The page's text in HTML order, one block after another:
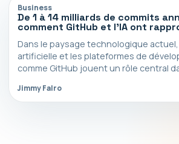
Business
De 1 à 14 milliards de commits
comment GitHub et l’IA ont
Dans le paysage technologique actuel,
artificielle et les plateformes de
comme GitHub jouent un rôle central
Jimmy Falro